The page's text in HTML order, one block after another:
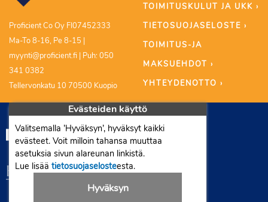
Proficient Co Oy FI07452333
Ma-To 8-16, Pe 8-15 |
myynti@proficient.fi | Puh: 050
341 0382
Tellervonkatu 10 70500 Kuopio
TOIMITUSKULUT JA UKK ›
TIETOSUOJASELOSTE ›
TOIMITUS-JA
MAKSUEHDOT ›
YHTEYDENOTTO ›
Evästeiden käyttö
Valitsemalla ’Hyväksyn’, hyväksyt kaikki
evästeet. Voit milloin tahansa muuttaa
asetuksia sivun alareunan linkistä.
Lue lisää tietosuojaselosteesta.
Hyväksyn